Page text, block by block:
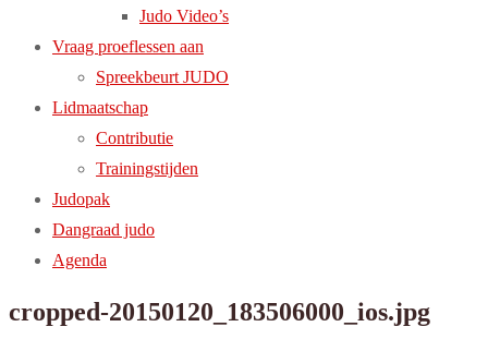
Judo Video’s
Vraag proeflessen aan
Spreekbeurt JUDO
Lidmaatschap
Contributie
Trainingstijden
Judopak
Dangraad judo
Agenda
cropped-20150120_183506000_ios.jpg